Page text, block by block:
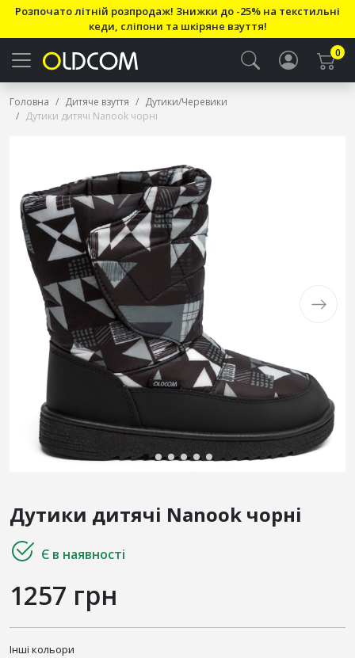
Розпочато літній розпродаж! Знижки до -25% на текстильні
кеди, сліпони та шкіряне взуття!
0
Головна Дитяче взуття
Дутики/Черевики
Дутики дитячі Nanook чорні
Дутики дитячі Nanook чорні
Є в наявності
1257 грн
Інші кольори